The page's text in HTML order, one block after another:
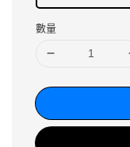
數量